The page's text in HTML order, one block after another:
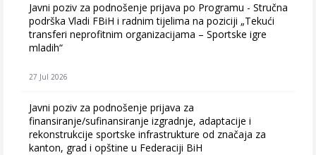
Javni poziv za podnošenje prijava po Programu - Stručna
podrška Vladi FBiH i radnim tijelima na poziciji „Tekući
transferi neprofitnim organizacijama – Sportske igre
mladih“
27 Jul 2026
Javni poziv za podnošenje prijava za
finansiranje/sufinansiranje izgradnje, adaptacije i
rekonstrukcije sportske infrastrukture od značaja za
kanton, grad i opštine u Federaciji BiH